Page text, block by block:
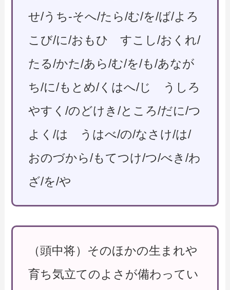
せ/うち-そへ/たら/む/を/ば/よろ
こび/に/おもひ すこし/おくれ/
たる/かた/あら/む/を/も/あなが
ち/に/もとめ/くはへ/じ うしろ
やすく/のどけき/ところ/だに/つ
よく/は うはべ/の/なさけ/は/
おのづから/もてつけ/つ/べき/わ
ざ/を/や
（頭中将）そのほかの生まれや
育ち気立てのよさが備わってい